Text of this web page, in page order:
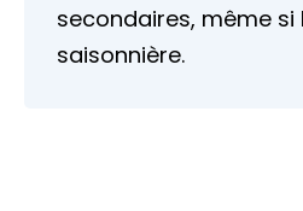
secondaires, même
saisonnière.